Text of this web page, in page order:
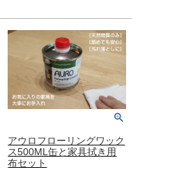
アウロフローリングワック
ス500ML缶と家具拭き用
布セット